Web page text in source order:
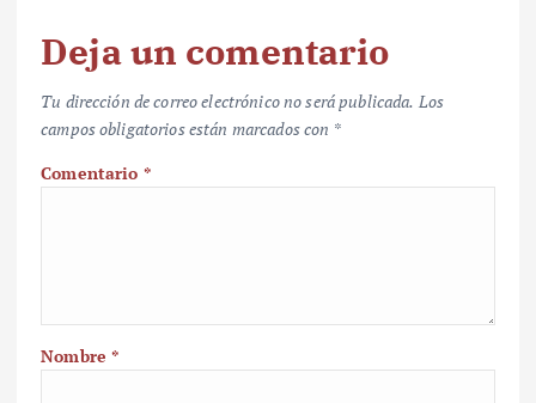
Deja un comentario
Tu dirección de correo electrónico no será publicada. Los
campos obligatorios están marcados con *
Comentario *
Nombre*